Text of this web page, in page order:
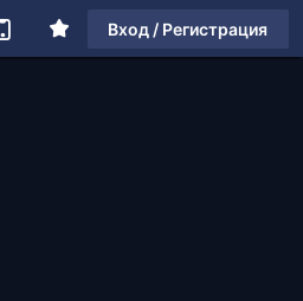
Вход / Регистрация